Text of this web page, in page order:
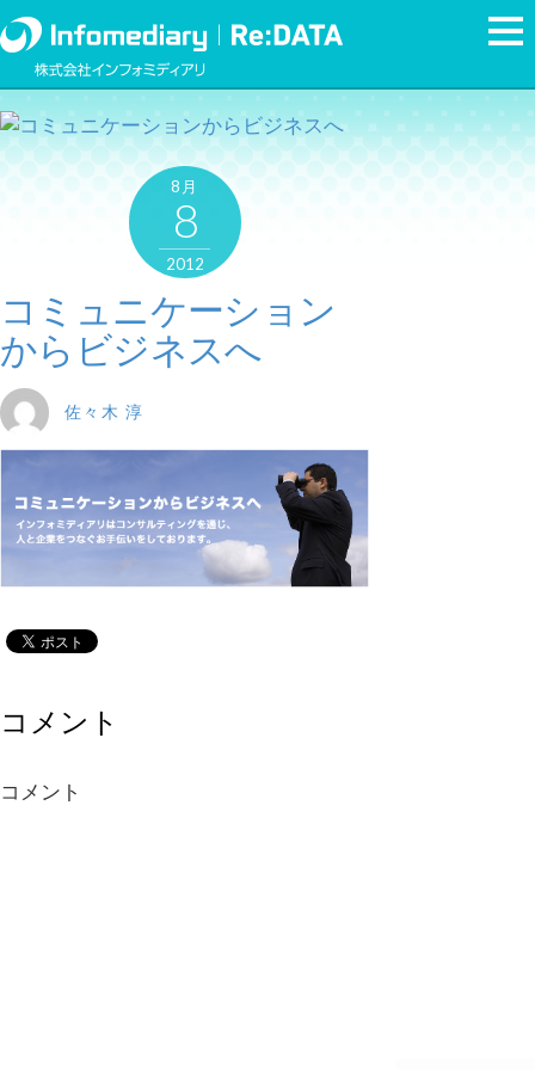
8月
8
2012
コミュニケーション
からビジネスへ
佐々木 淳
コメント
コメント